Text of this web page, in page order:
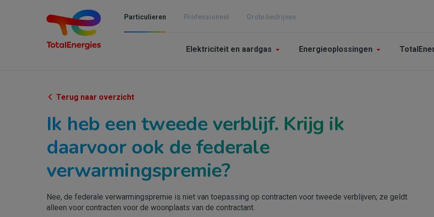
Particulieren Professioneel Grote bedrijven
Main
Elektriciteit en aardgas Energieoplossingen
Terug naar overzicht
Ik heb een tweede verblijf. Krijg ik
daarvoor ook de federale
verwarmingspremie?
Nee, de federale verwarmingspremie is niet van toepassing op contracten voor tweede verblijven; ze geldt
alleen voor contracten voor de woonplaats van de contractant.